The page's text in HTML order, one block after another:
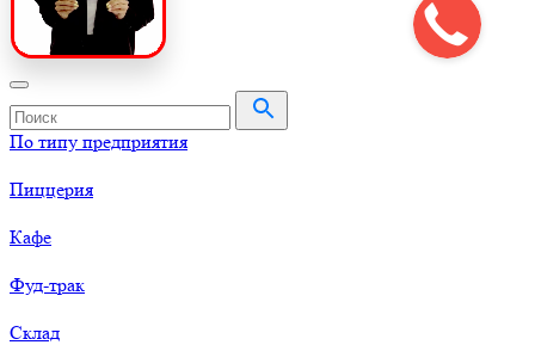
По типу предприятия
Пиццерия
Кафе
Фуд-трак
Склад